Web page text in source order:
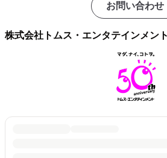
お問い合わせ
株式会社トムス・エンタテインメント